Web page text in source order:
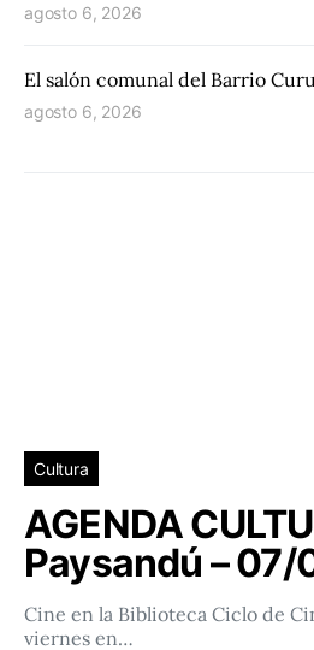
agosto 6, 2026
El salón comunal del Barrio
agosto 6, 2026
Cultura
AGENDA
Paysandú –
Cine en la Biblioteca Ciclo de
viernes en…